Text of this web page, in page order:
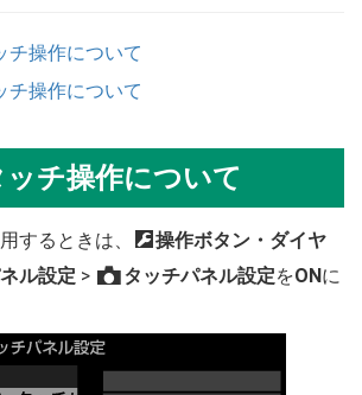
チ操作について
チ操作について
チ操作について
するときは、 D 操作ボタン・ダイヤ
ル設定 > xタッチパネル設定をONに